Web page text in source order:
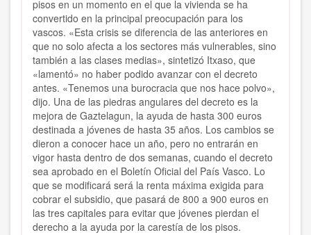
pisos en un momento en el que la vivienda se ha
convertido en la principal preocupación para los
vascos. «Esta crisis se diferencia de las anteriores en
que no solo afecta a los sectores más vulnerables, sino
también a las clases medias», sintetizó Itxaso, que
«lamentó» no haber podido avanzar con el decreto
antes. «Tenemos una burocracia que nos hace polvo»,
dijo. Una de las piedras angulares del decreto es la
mejora de Gaztelagun, la ayuda de hasta 300 euros
destinada a jóvenes de hasta 35 años. Los cambios se
dieron a conocer hace un año, pero no entrarán en
vigor hasta dentro de dos semanas, cuando el decreto
sea aprobado en el Boletín Oficial del País Vasco. Lo
que se modificará será la renta máxima exigida para
cobrar el subsidio, que pasará de 800 a 900 euros en
las tres capitales para evitar que jóvenes pierdan el
derecho a la ayuda por la carestía de los pisos.